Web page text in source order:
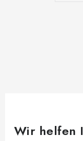
Wir helfen